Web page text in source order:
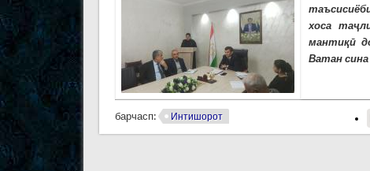
хоса
мантиқӣ
Ватан сина
барчасп: Интишорот